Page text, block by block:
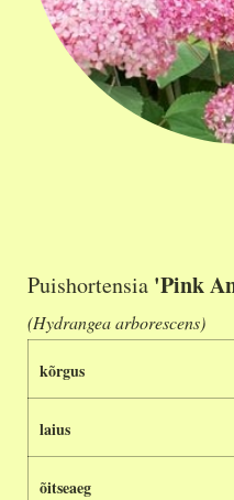
Puishortensia 'Pink
(Hydrangea arborescens)
kõrgus
laius
õitseaeg